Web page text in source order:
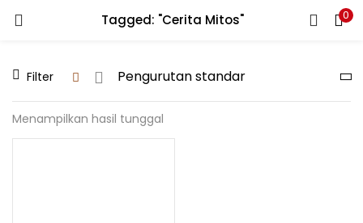
Tagged: "Cerita Mitos" 0
LOGIN REGISTER
Enter your username and password to login.
Filter
Menampilkan hasil tunggal